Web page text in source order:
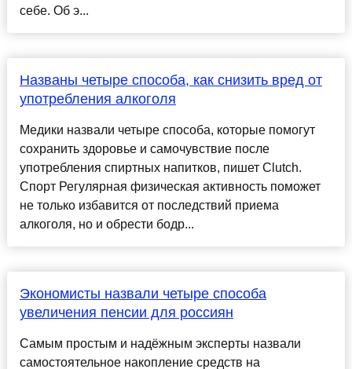
себе. Об э...
Названы четыре способа, как снизить вред от
употребления алкоголя
Медики назвали четыре способа, которые помогут
сохранить здоровье и самочувствие после
употребления спиртных напитков, пишет Clutch.
Спорт Регулярная физическая активность поможет
не только избавится от последствий приема
алкоголя, но и обрести бодр...
Экономисты назвали четыре способа
увеличения пенсии для россиян
Самым простым и надёжным эксперты назвали
самостоятельное накопление средств на